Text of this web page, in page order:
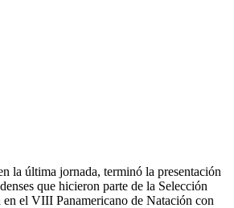
la última jornada, terminó la presentación
que hicieron parte de la Selección
el VIII Panamericano de Natación con